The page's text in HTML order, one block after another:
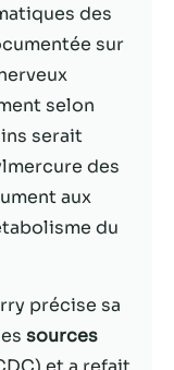
des
sur
selon
serait
des
aux
du
précise sa
sources
intérêt et
vous
notre
vous
les
de